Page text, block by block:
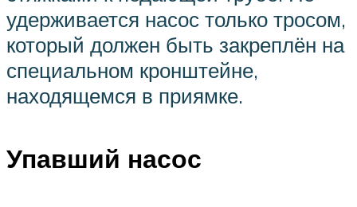
удерживается насос только тросом,
который должен быть закреплён на
специальном кронштейне,
находящемся в приямке.
Упавший насос